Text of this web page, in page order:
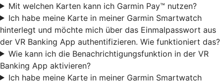
Mit welchen Karten kann ich Garmin Pay™ nutzen?
Ich habe meine Karte in meiner Garmin Smartwatch
hinterlegt und möchte mich über das Einmalpasswort aus
der VR Banking App authentifizieren. Wie funktioniert das?
Wie kann ich die Benachrichtigungsfunktion in der VR
Banking App aktivieren?
Ich habe meine Karte in meiner Garmin Smartwatch